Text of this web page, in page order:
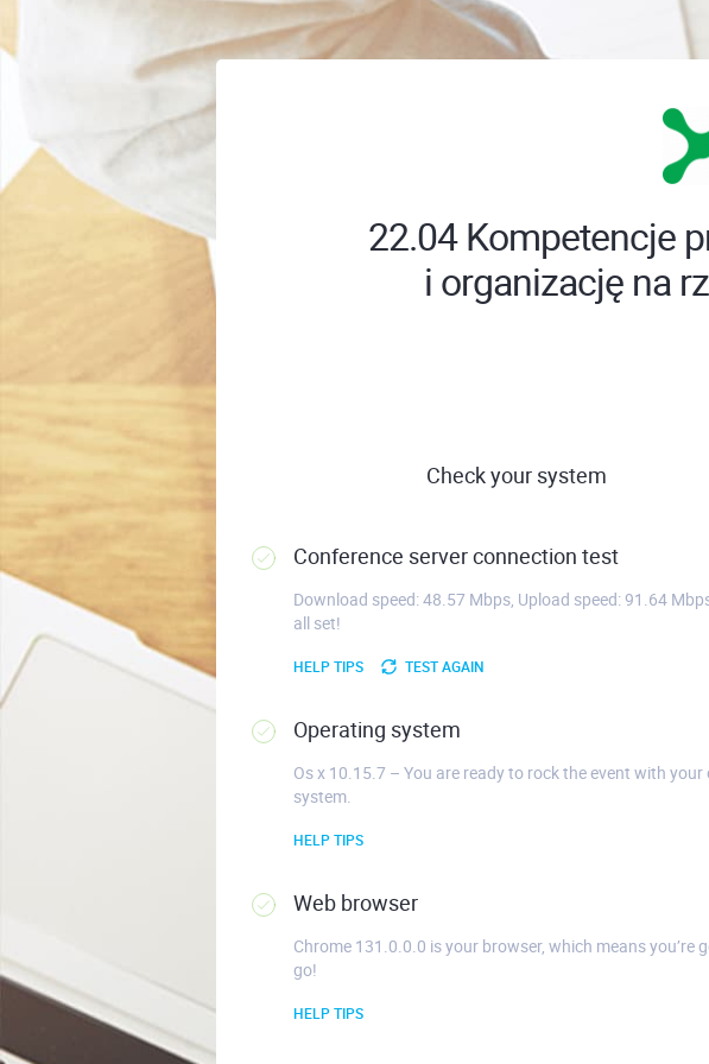
22.04 Kompetencje
i organizację na
Check your system
Conference server connection test
Download speed: 48.57 Mbps, Upload speed: 91.64
all set!
HELP TIPS TEST AGAIN
Operating system
Os x 10.15.7 – You are ready to rock the event with
system.
HELP TIPS
Web browser
Chrome 131.0.0.0 is your browser, which means you’re
go!
HELP TIPS